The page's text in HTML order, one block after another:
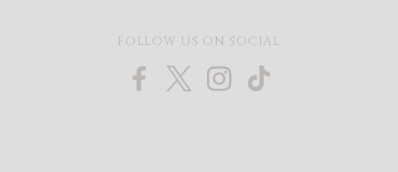
FOLLOW US ON SOCIAL